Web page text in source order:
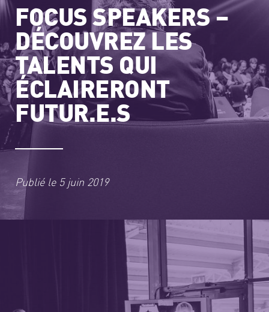
FOCUS SPEAKERS –
DÉCOUVREZ LES
TALENTS QUI
ÉCLAIRERONT
FUTUR.E.S
Publié le 5 juin 2019